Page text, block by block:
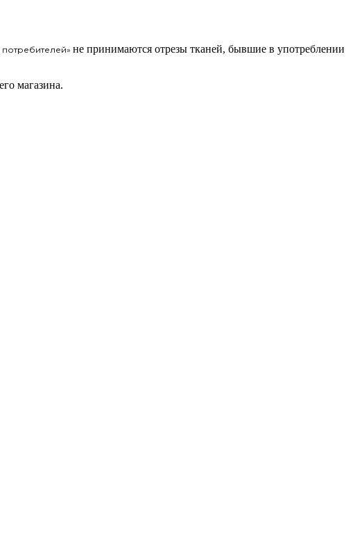
потребителей» не принимаются отрезы тканей, бывшие в употреблении
магазина.